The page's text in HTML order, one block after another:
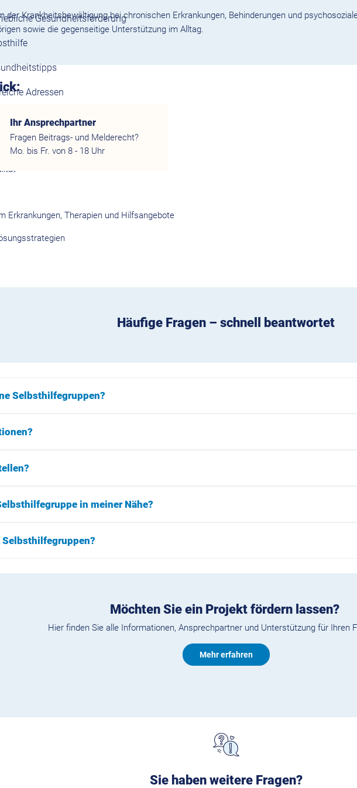
Gesundheitsförderung
Adressen
Ihr Ansprechpartner
Fragen Beitrags- und Melderecht?
Mo. bis Fr. von 8 - 18 Uhr
der Krankheitsbewältigung bei chronischen Erkrankungen, Behinderungen und
sowie die gegenseitige Unterstützung im Alltag.
in ähnlichen Lebenssituationen
professionelle Leitung
Erkrankungen, Therapien und Hilfsangebote
Häufige Fragen – schnell beantwortet
Selbsthilfegruppen?
in meiner Nähe?
Möchten Sie ein Projekt fördern lassen?
Hier finden Sie alle Informationen, Ansprechpartner und Unterstützung für Ihren
Mehr erfahren
Sie haben weitere Fragen?